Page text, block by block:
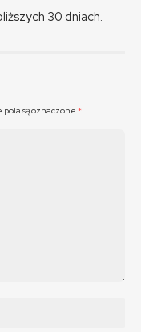
30 dniach.
pola są oznaczone *